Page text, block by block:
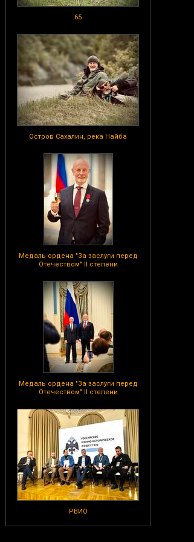
65
Остров Сахалин, река Найба
Медаль ордена "За заслуги перед
Отечеством" II степени
Медаль ордена "За заслуги перед
Отечеством" II степени
РВИО